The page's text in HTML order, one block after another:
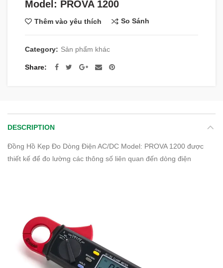
Model: PROVA 1200
Thêm vào yêu thích So Sánh
Category: Sản phẩm khác
Share
DESCRIPTION
Đồng Hồ Kẹp Đo Dòng Điện AC/DC Model: PROVA 1200 được
thiết kế để đo lường các thông số liên quan đến dòng điện